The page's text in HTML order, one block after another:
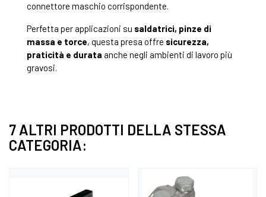
connettore maschio corrispondente.
Perfetta per applicazioni su saldatrici, pinze di
massa e torce, questa presa offre sicurezza,
praticità e durata anche negli ambienti di lavoro più
gravosi.
7 ALTRI PRODOTTI DELLA STESSA
CATEGORIA: